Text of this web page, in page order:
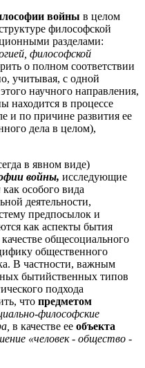
войны в целом
философской
разделами:
философской
о полном соответствии
учитывая, с одной
научного направления,
находится в процессе
и по причине развития ее
дела в целом),
в явном виде)
войны, исследующие
как особого вида
деятельности,
предпосылок и
как аспекты бытия
общесоциального
общественного
В частности, важным
бытийственных типов
подхода
что предметом
философские
в качестве ее объекта
«человек- общество -